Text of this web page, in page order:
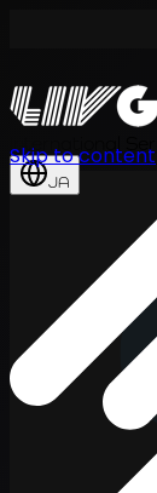
International
JA
Skip to content